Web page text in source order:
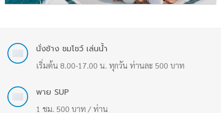
นั่งช้าง ชมโชว์ เล่นน้ำ
เริ่มต้น 8.00-17.00 น. ทุกวัน ท่านละ 500 บาท
พาย SUP
1 ชม. 500 บาท / ท่าน